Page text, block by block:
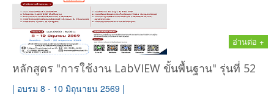
อ่านต่อ +
หลักสูตร "การใช้งาน LabVIEW ขั้นพื้นฐาน" รุ่นที่ 52
| อบรม 8 - 10 มิถุนายน 2569 |